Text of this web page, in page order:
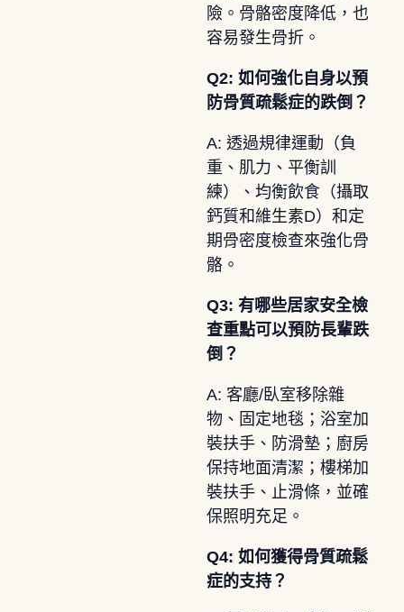
險。骨骼密度降低，也
容易發生骨折。
Q2: 如何強化自身以預
防骨質疏鬆症的跌倒？
A: 透過規律運動（負
重、肌力、平衡訓
練）、均衡飲食（攝取
鈣質和維生素D）和定
期骨密度檢查來強化骨
骼。
Q3: 有哪些居家安全檢
查重點可以預防長輩跌
倒？
A: 客廳/臥室移除雜
物、固定地毯；浴室加
裝扶手、防滑墊；廚房
保持地面清潔；樓梯加
裝扶手、止滑條，並確
保照明充足。
Q4: 如何獲得骨質疏鬆
症的支持？